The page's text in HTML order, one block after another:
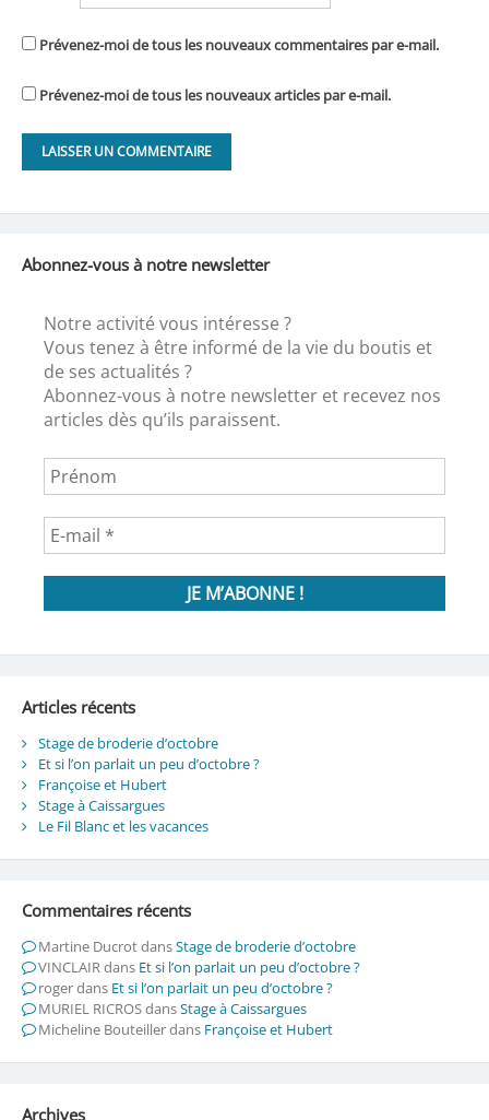
Prévenez-moi de tous les nouveaux commentaires par e-mail.
Prévenez-moi de tous les nouveaux articles par e-mail.
Abonnez-vous à notre newsletter
Notre activité vous intéresse ?
Vous tenez à être informé de la vie du boutis et
de ses actualités ?
Abonnez-vous à notre newsletter et recevez nos
articles dès qu’ils paraissent.
Articles récents
Stage de broderie d’octobre
Et si l’on parlait un peu d’octobre ?
Françoise et Hubert
Stage à Caissargues
Le Fil Blanc et les vacances
Commentaires récents
Martine DucrotdansStage de broderie d’octobre
VINCLAIRdans Et si l’on parlait un peu d’octobre ?
rogerdans Et si l’on parlait un peu d’octobre ?
MURIEL RICROSdansStage à Caissargues
Micheline Bouteillerdans Françoise et Hubert
Archives